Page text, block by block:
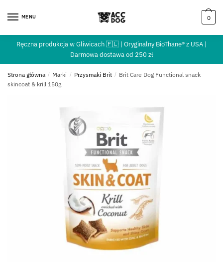
MENU 0
Ręczna produkcja w Gliwicach 🇵🇱 | Oryginalny BioThane® z USA |
Darmowa dostawa od 250 zł
Strona główna / Marki / Przysmaki Brit / Brit Care Dog Functional snack
skincoat & krill 150g